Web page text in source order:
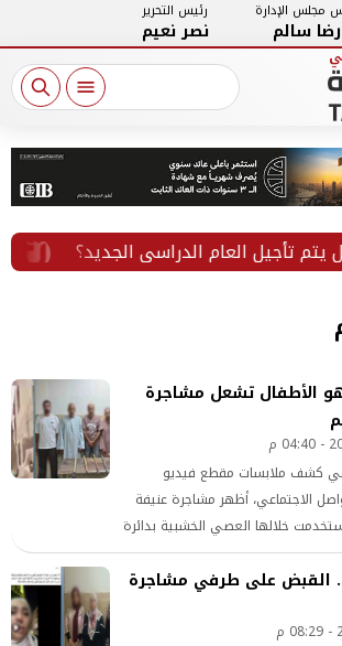
مجلس الإدارة
رضا سالم
رئيس التحرير
نصر نعيم
أول مشروع
الأطفال تشعل مشاجرة
في كشف ملابسات مقطع فيديو
الاجتماعي، أظهر مشاجرة عنيفة
خلالها العصي الخشبية بدائرة
الجيزة
القبض على طرفي مشاجرة